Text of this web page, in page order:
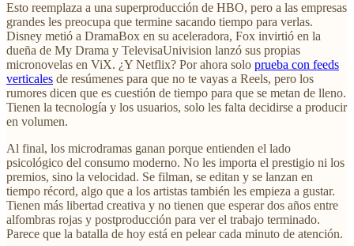
Esto reemplaza a una superproducción de HBO, pero a las empresas
grandes les preocupa que termine sacando tiempo para verlas.
Disney metió a DramaBox en su aceleradora, Fox invirtió en la
dueña de My Drama y TelevisaUnivision lanzó sus propias
micronovelas en ViX. ¿Y Netflix? Por ahora solo prueba con feeds
verticales de resúmenes para que no te vayas a Reels, pero los
rumores dicen que es cuestión de tiempo para que se metan de lleno.
Tienen la tecnología y los usuarios, solo les falta decidirse a producir
en volumen.
Al final, los microdramas ganan porque entienden el lado
psicológico del consumo moderno. No les importa el prestigio ni los
premios, sino la velocidad. Se filman, se editan y se lanzan en
tiempo récord, algo que a los artistas también les empieza a gustar.
Tienen más libertad creativa y no tienen que esperar dos años entre
alfombras rojas y postproducción para ver el trabajo terminado.
Parece que la batalla de hoy está en pelear cada minuto de atención.